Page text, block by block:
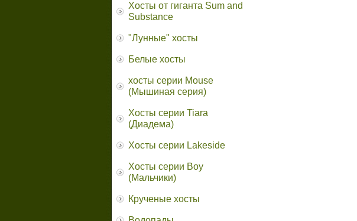
Хосты от гиганта Sum and
Substance
"Лунные" хосты
Белые хосты
хосты серии Mouse
(Мышиная серия)
Хосты серии Tiara
(Диадема)
Хосты серии Lakeside
Хосты серии Boy
(Мальчики)
Крученые хосты